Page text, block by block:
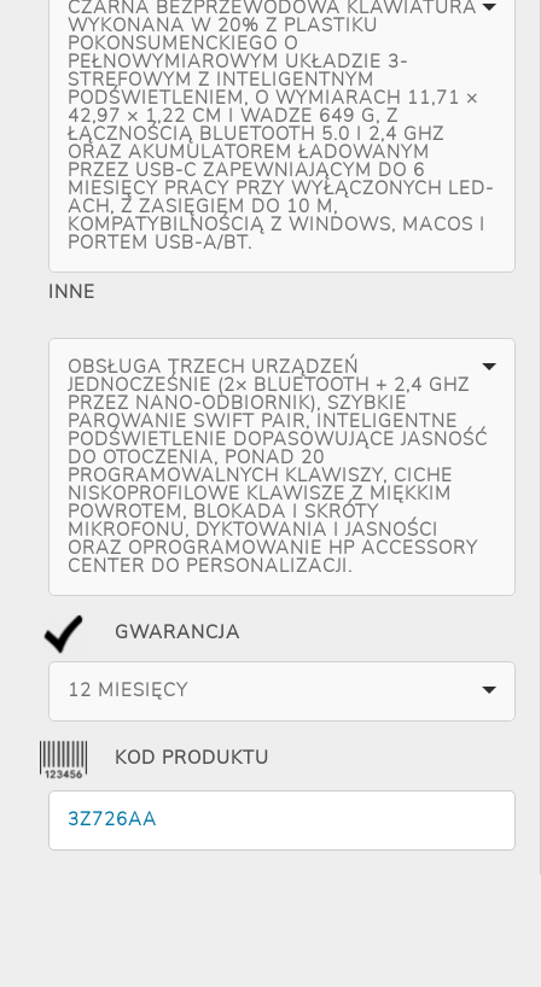
CZARNA BEZPRZEWODOWA KLAWIATURA
WYKONANA W 20% Z PLASTIKU
POKONSUMENCKIEGO O
PEŁNOWYMIAROWYM UKŁADZIE 3-
STREFOWYM Z INTELIGENTNYM
PODŚWIETLENIEM, O WYMIARACH 11,71 ×
42,97 × 1,22 CM I WADZE 649 G, Z
ŁĄCZNOŚCIĄ BLUETOOTH 5.0 I 2,4 GHZ
ORAZ AKUMULATOREM ŁADOWANYM
PRZEZ USB-C ZAPEWNIAJĄCYM DO 6
MIESIĘCY PRACY PRZY WYŁĄCZONYCH LED-
ACH, Z ZASIĘGIEM DO 10 M,
KOMPATYBILNOŚCIĄ Z WINDOWS, MACOS I
PORTEM USB-A/BT.
INNE
OBSŁUGA TRZECH URZĄDZEŃ
JEDNOCZEŚNIE (2× BLUETOOTH + 2,4 GHZ
PRZEZ NANO-ODBIORNIK), SZYBKIE
PAROWANIE SWIFT PAIR, INTELIGENTNE
PODŚWIETLENIE DOPASOWUJĄCE JASNOŚĆ
DO OTOCZENIA, PONAD 20
PROGRAMOWALNYCH KLAWISZY, CICHE
NISKOPROFILOWE KLAWISZE Z MIĘKKIM
POWROTEM, BLOKADA I SKRÓTY
MIKROFONU, DYKTOWANIA I JASNOŚCI
ORAZ OPROGRAMOWANIE HP ACCESSORY
CENTER DO PERSONALIZACJI.
GWARANCJA
12 MIESIĘCY
KOD PRODUKTU
3Z726AA